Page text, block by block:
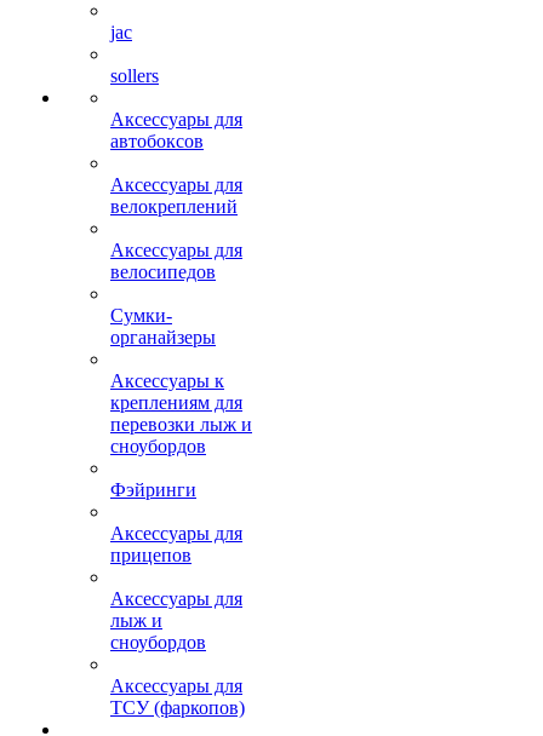
jac
sollers
Аксессуары для
автобоксов
Аксессуары для
велокреплений
Аксессуары для
велосипедов
Сумки-
органайзеры
Аксессуары к
креплениям для
перевозки лыж и
сноубордов
Фэйринги
Аксессуары для
прицепов
Аксессуары для
лыж и
сноубордов
Аксессуары для
ТСУ (фаркопов)